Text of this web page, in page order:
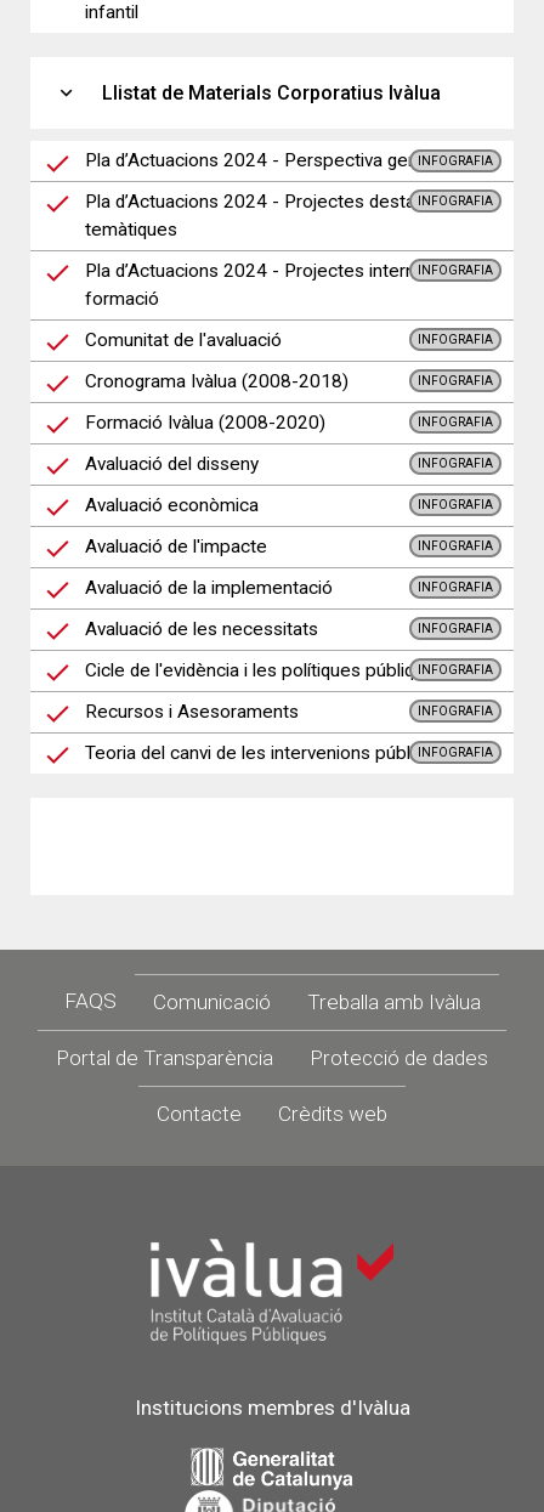
infantil
expand_more Llistat de Materials Corporatius Ivàlua
Pla d’Actuacions 2024 - Perspectiva generalINFOGRAFIA
Pla d’Actuacions 2024 - Projectes destacats per
temàtiques
INFOGRAFIA
Pla d’Actuacions 2024 - Projectes interns i
formació
INFOGRAFIA
Comunitat de l'avaluació INFOGRAFIA
Cronograma Ivàlua (2008-2018) INFOGRAFIA
Formació Ivàlua (2008-2020) INFOGRAFIA
Avaluació del disseny INFOGRAFIA
Avaluació econòmica INFOGRAFIA
Avaluació de l'impacte INFOGRAFIA
Avaluació de la implementació INFOGRAFIA
Avaluació de les necessitats INFOGRAFIA
Cicle de l'evidència i les polítiques públiquesINFOGRAFIA
Recursos i Asesoraments INFOGRAFIA
Teoria del canvi de les intervenions públiquesINFOGRAFIA
Footer
FAQS Comunicació Treballa amb Ivàlua
Portal de Transparència Protecció de dades
Contacte Crèdits web
Institucions membres d'Ivàlua